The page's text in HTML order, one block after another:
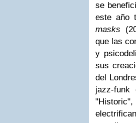
se
este año
masks
que las
y
sus
del
jazz-funk